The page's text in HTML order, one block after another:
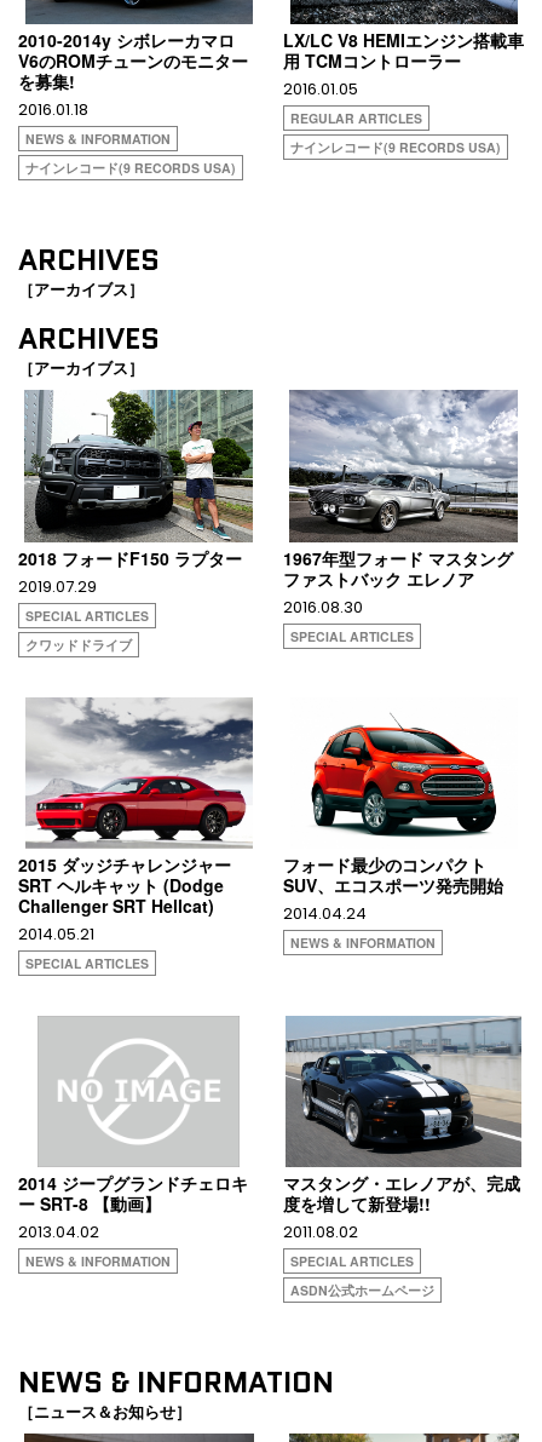
2010-2014y シボレーカマロ
V6のROMチューンのモニター
を募集!
2016.01.18
NEWS & INFORMATION
ナインレコード(9 RECORDS USA)
LX/LC V8 HEMIエンジン搭載車
用 TCMコントローラー
2016.01.05
REGULAR ARTICLES
ナインレコード(9 RECORDS USA)
ARCHIVES
［アーカイブス］
ARCHIVES
［アーカイブス］
2018 フォードF150 ラプター
2019.07.29
SPECIAL ARTICLES
クワッドドライブ
1967年型フォード マスタング
ファストバック エレノア
2016.08.30
SPECIAL ARTICLES
2015 ダッジチャレンジャー
SRT ヘルキャット (Dodge
Challenger SRT Hellcat)
2014.05.21
SPECIAL ARTICLES
フォード最少のコンパクト
SUV、エコスポーツ発売開始
2014.04.24
NEWS & INFORMATION
2014 ジープグランドチェロキ
ー SRT-8 【動画】
2013.04.02
NEWS & INFORMATION
マスタング・エレノアが、完成
度を増して新登場!!
2011.08.02
SPECIAL ARTICLES
ASDN公式ホームページ
NEWS & INFORMATION
［ニュース＆お知らせ］